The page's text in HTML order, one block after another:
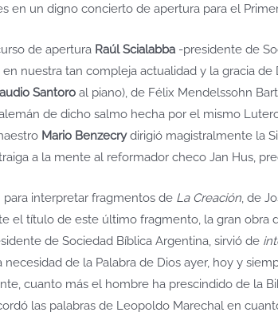
en un digno concierto de apertura para el
de apertura Raúl Scialabba -presidente de
nuestra tan compleja actualidad y la gracia
Santoro al piano), de Félix Mendelssohn
de dicho salmo hecha por el mismo
Mario Benzecrydirigió magistralmente la
a la mente al reformador checo Jan Hus,
interpretar fragmentos de La Creación, de
el título de este último fragmento, la gran obra
de Sociedad Bíblica Argentina, sirvió de
de la Palabra de Dios ayer, hoy y
cuanto más el hombre ha prescindido de la
las palabras de Leopoldo Marechal en